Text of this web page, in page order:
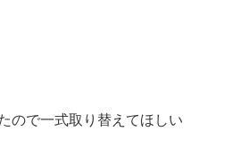
ので一式取り替えてほしい